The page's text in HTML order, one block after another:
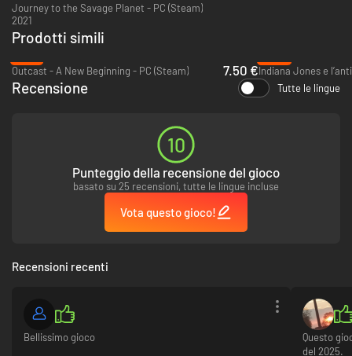
COLLEZIONISMO INTERGALATTICO
Piante aliene! Creature bizzarre! Attrezzature eccitanti! Strane rocce!
ricompense e segreti. Molti dei quali possono essere esposti con orgoglio
nel tuo Espositore spaziale unico e personalizzabile.
Journey to the Savage Planet - PC (Steam)
2021
Prodotti simili
Outcast - A New Beginning - PC (Steam)
7.50 €
Recensione Tutte le lingue
10
Punteggio della recensione del gioco
basato su 25 recensioni, tutte le lingue incluse
Vota questo gioco!
Recensioni recenti
Bellissimo gioco
Questo
del 2025.